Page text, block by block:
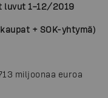
luvut 1–12/2019
+ SOK-yhtymä)
miljoonaa euroa